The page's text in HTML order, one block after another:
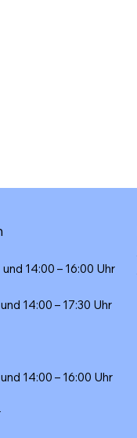
14:00 – 16:00 Uhr
14:00 – 17:30 Uhr
14:00 – 16:00 Uhr